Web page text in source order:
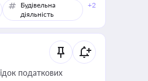
Будівельна
діяльність
+2
податкових